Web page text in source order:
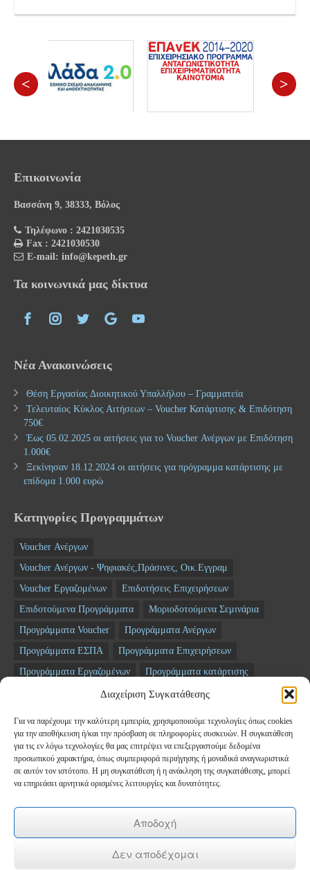
Διαχείριση Συγκατάθεσης
Για να παρέχουμε την καλύτερη εμπειρία, χρησιμοποιούμε τεχνολογίες όπως cookies
για την αποθήκευση ή/και την πρόσβαση σε πληροφορίες συσκευών. Η συγκατάθεση
για τις εν λόγω τεχνολογίες θα μας επιτρέψει να επεξεργαστούμε δεδομένα
προσωπικού χαρακτήρα, όπως συμπεριφορά περιήγησης ή μοναδικά αναγνωριστικά
σε αυτόν τον ιστότοπο. Η μη συγκατάθεση ή η ανάκληση της συγκατάθεσης, μπορεί
να επηρεάσει αρνητικά ορισμένες λειτουργίες και δυνατότητες.
Αποδοχή
Δεν αποδέχομαι
< >
Επικοινωνία
Βασσάνη 9, 38333, Βόλος
Τηλέφωνο : 2421030535
Fax : 2421030530
E-mail: info@kepeth.gr
Τα κοινωνικά μας δίκτυα
Νέα Ανακοινώσεις
Θέση Εργασίας Διοικητικού Υπαλλήλου – Γραμματεία
Τελευταίος Κύκλος Αιτήσεων – Voucher Κατάρτισης & Επιδότηση
750€
Έως 05.02.2025 οι αιτήσεις για το Voucher Ανέργων με Επιδότηση
1.000€
Ξεκίνησαν 18.12.2024 οι αιτήσεις για πρόγραμμα κατάρτισης με
επίδομα 1.000 ευρώ
Κατηγορίες Προγραμμάτων
Voucher Ανέργων
Voucher Ανέργων - Ψηφιακές,Πράσινες, Οικ.Εγγραμ
Voucher Εργαζομένων
Επιδοτήσεις Επιχειρήσεων
Επιδοτούμενα Προγράμματα
Μοριοδοτούμενα Σεμινάρια
Προγράμματα Voucher
Προγράμματα Ανέργων
Προγράμματα ΕΣΠΑ
Προγράμματα Επιχειρήσεων
Προγράμματα Εργαζομένων
Προγράμματα κατάρτισης
ΤΑΜΕΙΟ ΑΝΑΚΑΜΨΗΣ
Newsletter
Email*
Όνομα